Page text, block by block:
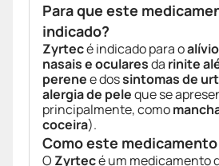
Para que este
indicado?
Zyrtecé indicado para o
nasais e ocularesda rinite
perenee dossintomas de
alergia de peleque se
principalmente, como
coceira).
Como este
O Zyrtecé um medicamento